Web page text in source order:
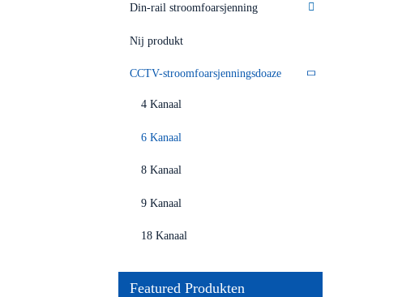
Din-rail stroomfoarsjenning
Nij produkt
CCTV-stroomfoarsjenningsdoaze
4 Kanaal
6 Kanaal
8 Kanaal
9 Kanaal
18 Kanaal
Featured Produkten